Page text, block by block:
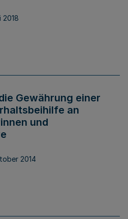
2018
Gewährung einer
an
und
2014